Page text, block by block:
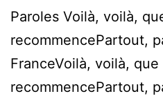
Paroles Voilà, voilà,
recommencePartout,
FranceVoilà, voilà, que
recommencePartout,